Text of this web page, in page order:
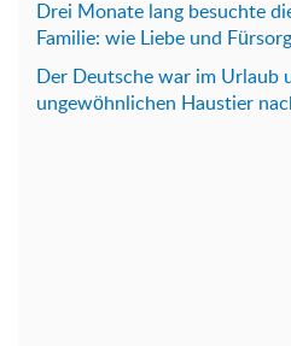
Drei Monate lang besuchte
Familie: wie Liebe und
Der Deutsche war im Urlaub
ungewöhnlichen Haustier